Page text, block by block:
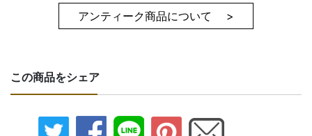
アンティーク商品について >
この商品をシェア